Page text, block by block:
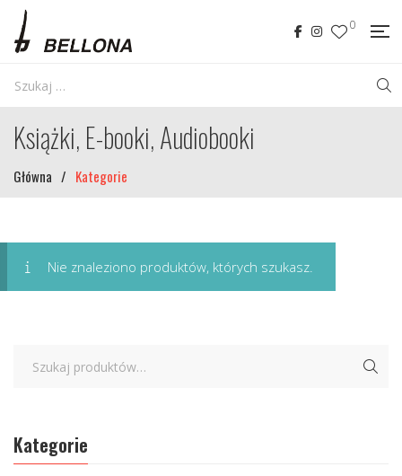
0
Książki, E-booki, Audiobooki
Główna / Kategorie
Nie znaleziono produktów, których szukasz.
Kategorie